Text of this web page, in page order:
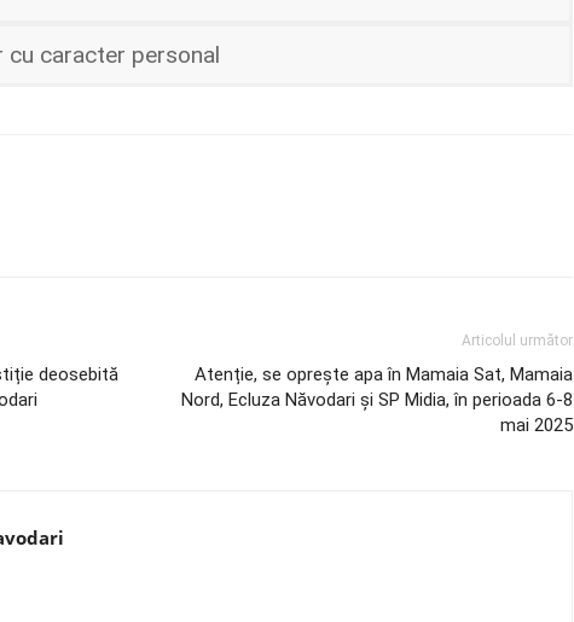
caracter personal
deosebită
Articolul următor
Atenție, se oprește apa în Mamaia Sat, Mamaia
Nord, Ecluza Năvodari și SP Midia, în perioada 6-8
mai 2025